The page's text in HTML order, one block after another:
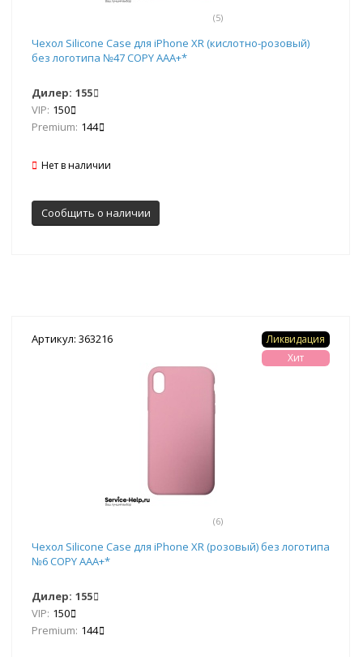
(5)
Чехол Silicone Case для iPhone XR (кислотно-розовый)
без логотипа №47 COPY AAA+*
Дилер: 155
VIP: 150
Premium: 144
Нет в наличии
Сообщить о наличии
Артикул: 363216
(6)
Ликвидация
Хит
Чехол Silicone Case для iPhone XR (розовый) без логотипа
№6 COPY AAA+*
Дилер: 155
VIP: 150
Premium: 144